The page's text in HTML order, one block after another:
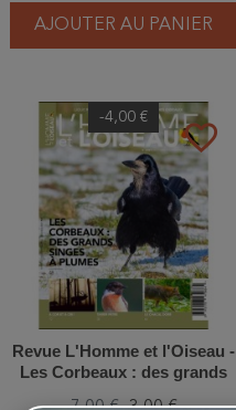
AJOUTER AU PANIER
favorite_border
-4,00 €
Revue L'Homme et l'Oiseau -
Les Corbeaux : des grands